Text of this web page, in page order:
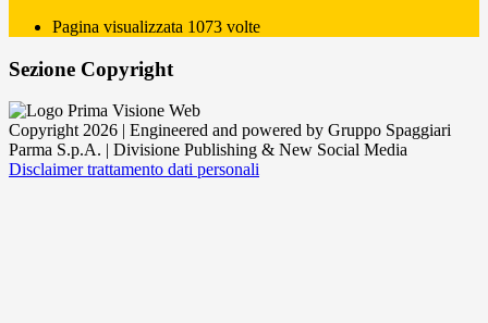
Pagina visualizzata 1073 volte
Sezione Copyright
Copyright 2026 | Engineered and powered by Gruppo Spaggiari
Parma S.p.A. | Divisione Publishing & New Social Media
Disclaimer trattamento dati personali